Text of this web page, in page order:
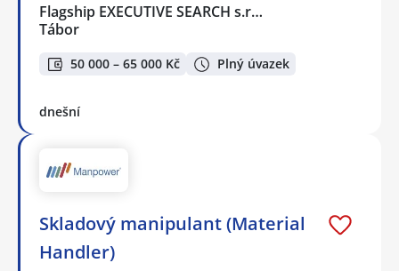
Flagship EXECUTIVE SEARCH s.r…
Tábor
50 000 – 65 000 Kč Plný úvazek
dnešní
Skladový manipulant (Material
Handler)